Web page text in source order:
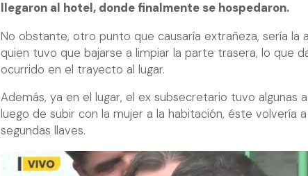
llegaron al hotel, donde finalmente se hospedaron.
No obstante, otro punto que causaría extrañeza, sería la
quien tuvo que bajarse a limpiar la parte trasera, lo que
ocurrido en el trayecto al lugar.
Además, ya en el lugar, el ex subsecretario tuvo algunas
luego de subir con la mujer a la habitación, éste volvería
segundas llaves.